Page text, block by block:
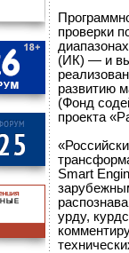
проверки
(ИК) — и
развитию
(Фонд
проекта
Smart
урду,